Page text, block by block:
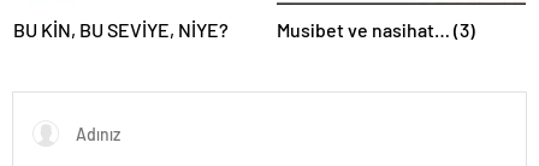
BU KİN, BU SEVİYE, NİYE? Musibet ve nasihat… (3)